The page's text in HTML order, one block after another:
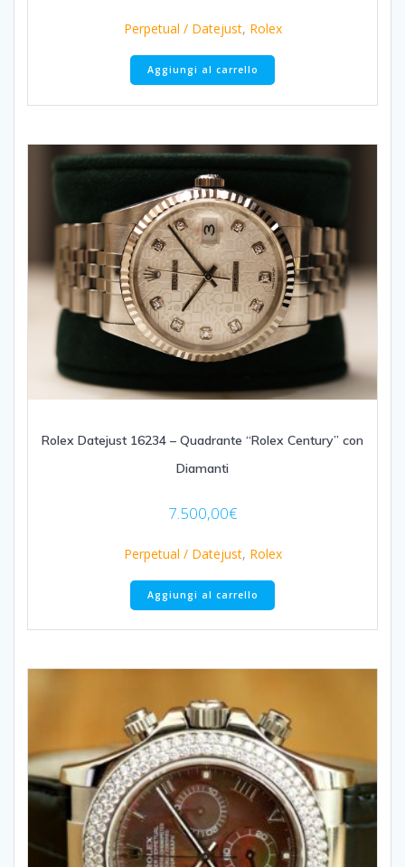
Perpetual / Datejust, Rolex
Aggiungi al carrello
Rolex Datejust 16234 – Quadrante “Rolex Century” con
Diamanti
7.500,00€
Perpetual / Datejust, Rolex
Aggiungi al carrello